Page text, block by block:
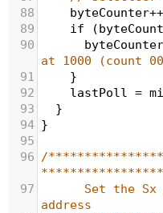
88
byteCounter++
89
if (
90
byteCounter
at 1000 (count
91
}
92
lastPoll =
93
  }
94 }
95
96 /
97
Set the
address